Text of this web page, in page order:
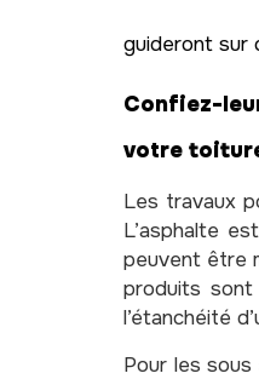
guideront sur
Confiez-
votre
Les travaux
L’asphalte
peuvent être
produits sont
l’étanchéité
Pour les